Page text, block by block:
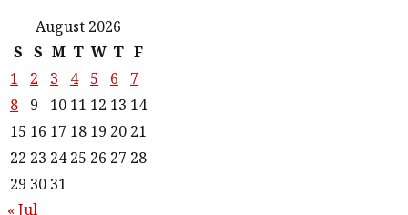
August 2026
S S M T W T F
1 2 3 4 5 6 7
8 9 10 11 12 13 14
15 16 17 18 19 20 21
22 23 24 25 26 27 28
29 30 31